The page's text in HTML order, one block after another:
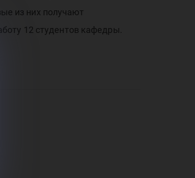
из них получают
12 студентов кафедры.